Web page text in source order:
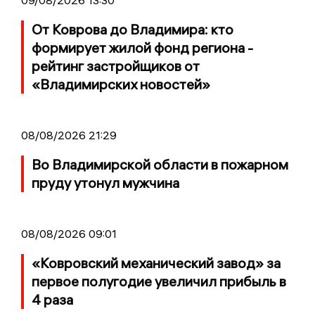
От Коврова до Владимира: кто
формирует жилой фонд региона -
рейтинг застройщиков от
«Владимирских новостей»
08/08/2026 21:29
Во Владимирской области в пожарном
пруду утонул мужчина
08/08/2026 09:01
«Ковровский механический завод» за
первое полугодие увеличил прибыль в
4 раза